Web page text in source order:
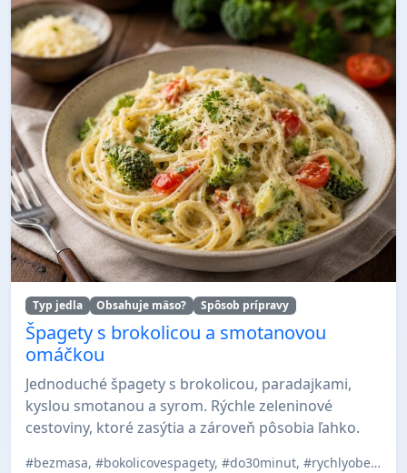
Typ jedla Obsahuje mäso? Spôsob prípravy
Špagety s brokolicou a smotanovou
omáčkou
Jednoduché špagety s brokolicou, paradajkami,
kyslou smotanou a syrom. Rýchle zeleninové
cestoviny, ktoré zasýtia a zároveň pôsobia ľahko.
#bezmasa, #bokolicovespagety, #do30minut, #rychlyobed, #spagety, #zdravejedlo